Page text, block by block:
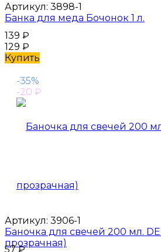
Артикул: 3898-1
Банка для меда Бочонок 1 л.
139 ₽
129 ₽
Купить
-35%
-20 ₽
Артикул: 3906-1
Баночка для свечей 200 мл.
прозрачная)
57₽